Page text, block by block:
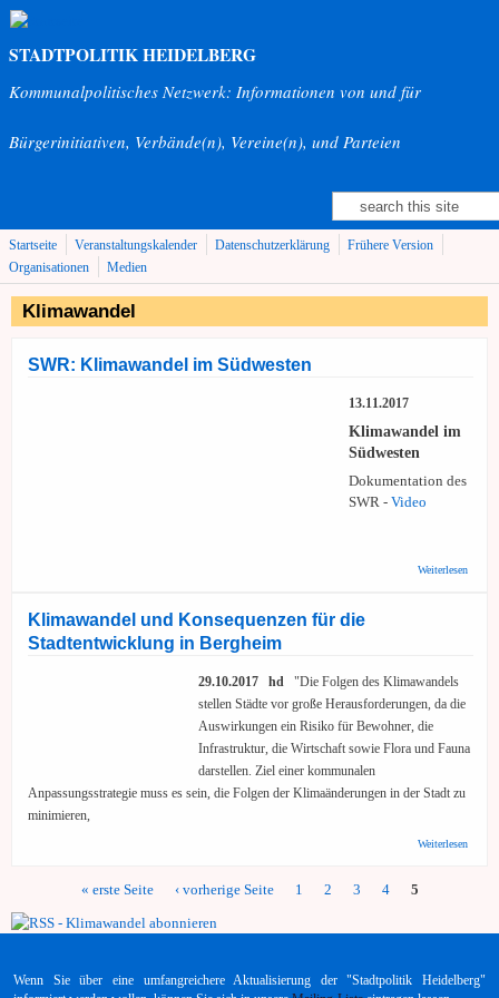
Direkt zum Inhalt
STADTPOLITIK HEIDELBERG
Kommunalpolitisches Netzwerk: Informationen von und für
Bürgerinitiativen, Verbände(n), Vereine(n), und Parteien
Suchformular
Suche
Startseite Veranstaltungskalender Datenschutzerklärung
Frühere Version
Organisationen
Medien
Klimawandel
SWR: Klimawandel im Südwesten
13.11.2017
Klimawandel im
Südwesten
Dokumentation des
SWR - Video
Weiterlesen
Klimawandel und Konsequenzen für die
Stadtentwicklung in Bergheim
29.10.2017 hd "Die Folgen des Klimawandels
stellen Städte vor große Herausforderungen, da die
Auswirkungen ein Risiko für Bewohner, die
Infrastruktur, die Wirtschaft sowie Flora und Fauna
darstellen. Ziel einer kommunalen
Anpassungsstrategie muss es sein, die Folgen der Klimaänderungen in der Stadt zu
minimieren,
Weiterlesen
in
« erste Seite ‹ vorherige Seite 1 2 3 4 5
Wenn Sie über eine umfangreichere Aktualisierung der "Stadtpolitik Heidelberg"